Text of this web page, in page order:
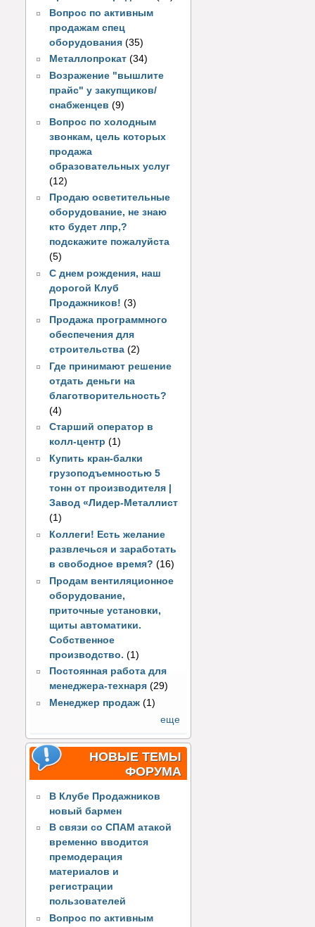
Вопрос по активным
продажам спец
оборудования (35)
Металлопрокат (34)
Возражение "вышлите
прайс" у закупщиков/
снабженцев (9)
Вопрос по холодным
звонкам, цель которых
продажа
образовательных услуг
(12)
Продаю осветительные
оборудование, не знаю
кто будет лпр,?
подскажите пожалуйста
(5)
С днем рождения, наш
дорогой Клуб
Продажников! (3)
Продажа программного
обеспечения для
строительства (2)
Где принимают решение
отдать деньги на
благотворительность?
(4)
Старший оператор в
колл-центр (1)
Купить кран-балки
грузоподъемностью 5
тонн от производителя |
Завод «Лидер-Металлист
(1)
Коллеги! Есть желание
развлечься и заработать
в свободное время? (16)
Продам вентиляционное
оборудование,
приточные установки,
щиты автоматики.
Собственное
производство. (1)
Постоянная работа для
менеджера-технаря (29)
Менеджер продаж (1)
еще
НОВЫЕ ТЕМЫ
ФОРУМА
В Клубе Продажников
новый бармен
В связи со СПАМ атакой
временно вводится
премодерация
материалов и
регистрации
пользователей
Вопрос по активным